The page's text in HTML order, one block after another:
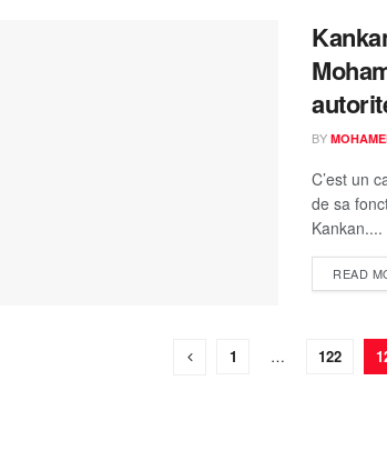
BY
C’est un
de sa
Kankan....
READ
1 … 122